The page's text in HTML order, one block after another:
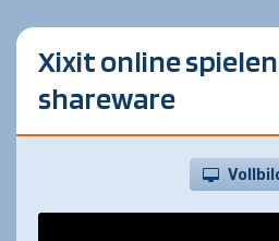
Xixit online
shareware